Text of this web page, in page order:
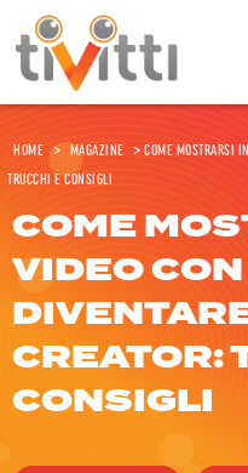
Home > Magazine >Come mostrarsi
trucchi e consigli
COME
VIDEO
CREATOR:
CONSIGLI